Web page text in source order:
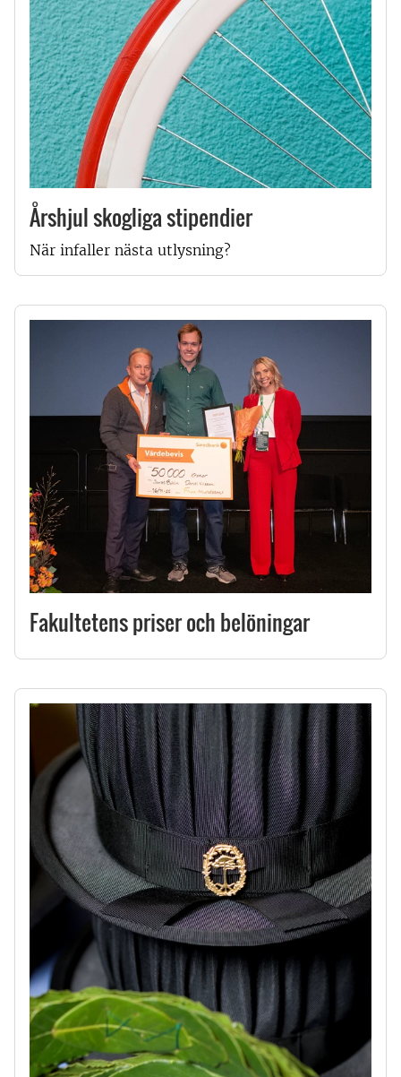
Årshjul skogliga stipendier
När infaller nästa utlysning?
Fakultetens priser och belöningar